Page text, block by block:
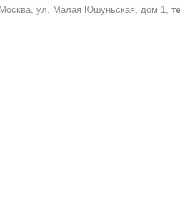
Москва, ул. Малая Юшуньская, дом 1,